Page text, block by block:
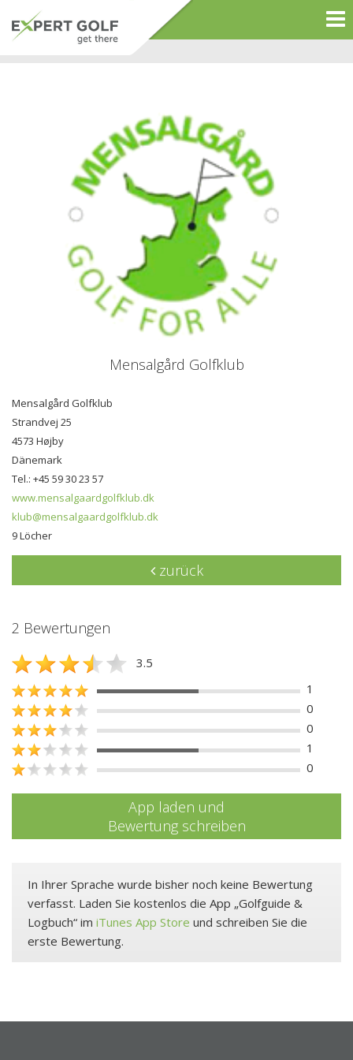
Mensalgård Golfklub
Mensalgård Golfklub
Strandvej 25
4573 Højby
Dänemark
Tel.: +45 59 30 23 57
www.mensalgaardgolfklub.dk
klub@mensalgaardgolfklub.dk
9 Löcher
zurück
2 Bewertungen
3.5
1
0
0
1
0
App laden und
Bewertung schreiben
In Ihrer Sprache wurde bisher noch keine Bewertung
verfasst. Laden Sie kostenlos die App „Golfguide &
Logbuch“ im iTunes App Store und schreiben Sie die
erste Bewertung.